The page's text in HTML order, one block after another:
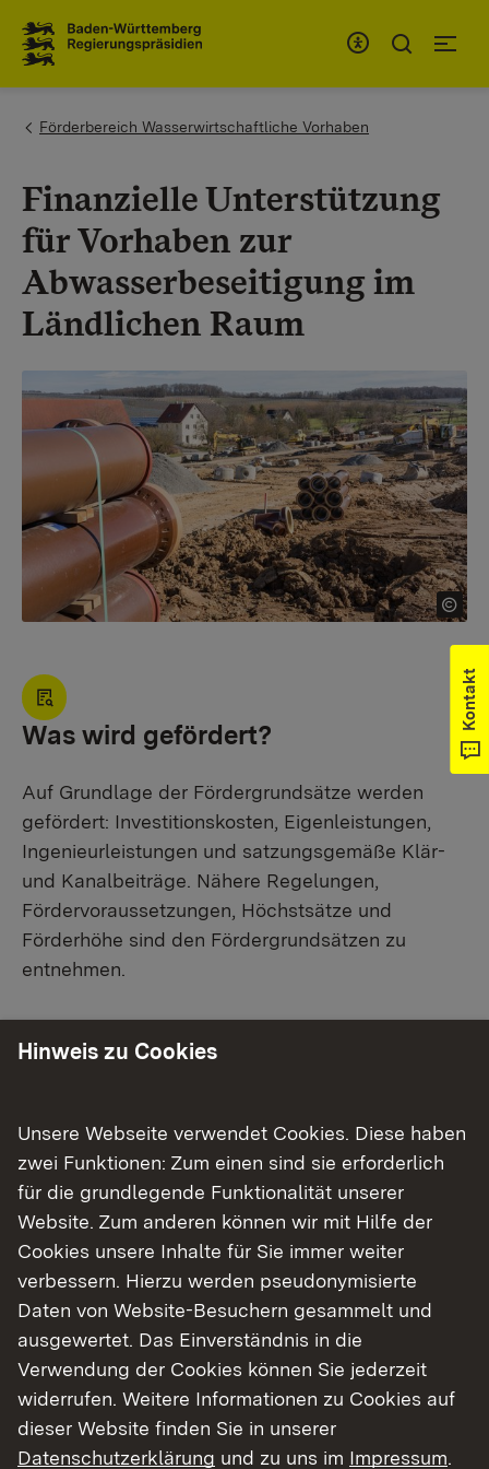
You are here:
Förderbereich Wasserwirtschaftliche Vorhaben
Finanzielle Unterstützung
für Vorhaben zur
Abwasserbeseitigung im
Ländlichen Raum
Was wird gefördert?
Auf Grundlage der Fördergrundsätze werden
gefördert: Investitionskosten, Eigenleistungen,
Ingenieurleistungen und satzungsgemäße Klär-
und Kanalbeiträge. Nähere Regelungen,
Fördervoraussetzungen, Höchstsätze und
Förderhöhe sind den Fördergrundsätzen zu
entnehmen.
Ziel ist es, derzeit dezentral entsorgte Anwesen
(i. d. R. nicht ordnungsgemäß entsorgte
Anwesen) an die öffentliche Kanalisation
anzuschließen oder, falls ein Anschluss nicht
vertretbar ist, eine Kleinkläranlage, deren
Verfahren dem Stand der Technik entspricht, zu
erstellen. Die Antragsteller werden aufgrund ihrer
besonderen örtlichen Situation finanziell
unterstützt.
Kontakt
Hinweis zu Cookies
Unsere Webseite verwendet Cookies. Diese haben
zwei Funktionen: Zum einen sind sie erforderlich
für die grundlegende Funktionalität unserer
Website. Zum anderen können wir mit Hilfe der
Cookies unsere Inhalte für Sie immer weiter
verbessern. Hierzu werden pseudonymisierte
Daten von Website-Besuchern gesammelt und
ausgewertet. Das Einverständnis in die
Verwendung der Cookies können Sie jederzeit
widerrufen. Weitere Informationen zu Cookies auf
dieser Website finden Sie in unserer
Datenschutzerklärung und zu uns im Impressum.